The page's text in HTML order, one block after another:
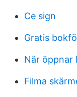
Ce sign
Gratis
När öppnar
Filma